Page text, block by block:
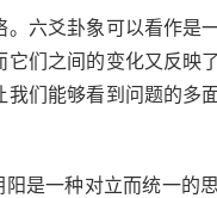
六爻卦象可以看作是
们之间的变化又反映
们能够看到问题的多
是一种对立而统一的